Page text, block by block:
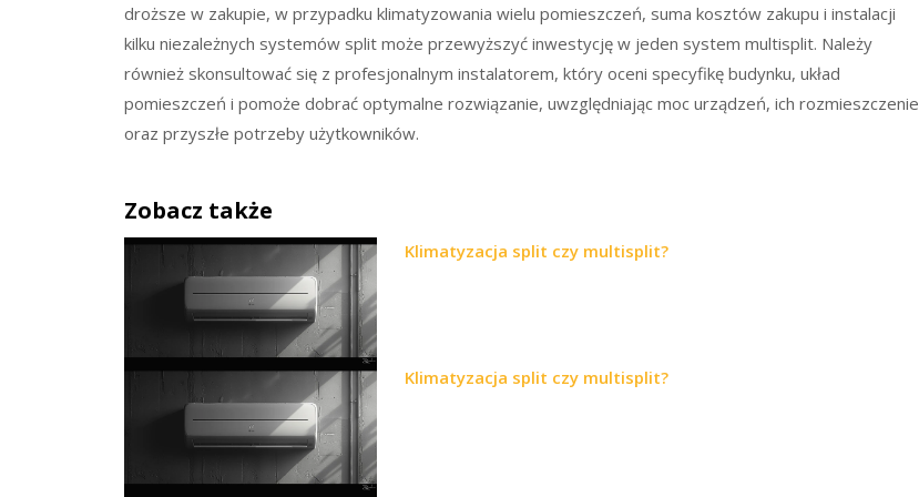
droższe w zakupie, w przypadku klimatyzowania wielu pomieszczeń, suma kosztów zakupu i instalacji
kilku niezależnych systemów split może przewyższyć inwestycję w jeden system multisplit. Należy
również skonsultować się z profesjonalnym instalatorem, który oceni specyfikę budynku, układ
pomieszczeń i pomoże dobrać optymalne rozwiązanie, uwzględniając moc urządzeń, ich rozmieszczenie
oraz przyszłe potrzeby użytkowników.
Zobacz także
Klimatyzacja split czy multisplit?
Klimatyzacja split czy multisplit?